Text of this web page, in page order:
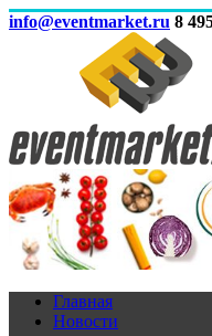
info@eventmarket.ru 8
Главная
Новости